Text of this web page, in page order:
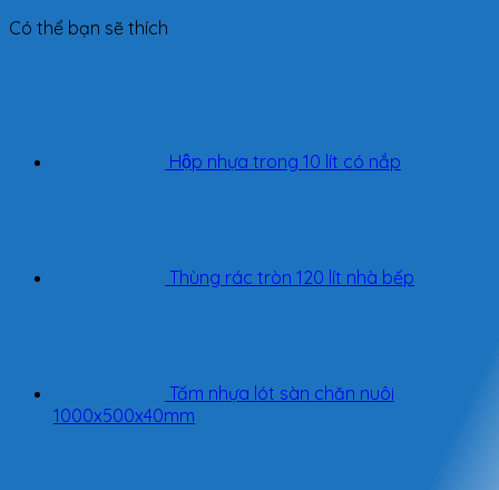
Có thể bạn sẽ thích
Hộp nhựa trong 10 lít có nắp
Thùng rác tròn 120 lít nhà bếp
Tấm nhựa lót sàn chăn nuôi
1000x500x40mm